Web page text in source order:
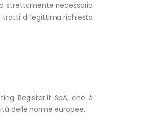
strettamente necessario
tratti di legittima richiesta
Register.it SpA, che è
delle norme europee.